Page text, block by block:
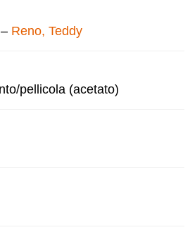
– Reno, Teddy
pellicola (acetato)